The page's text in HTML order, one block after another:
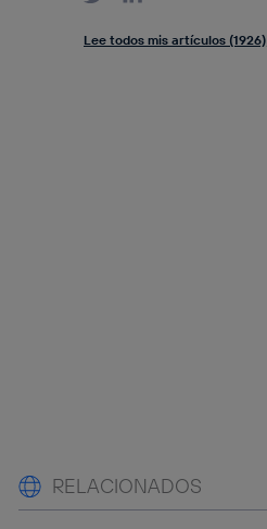
Lee todos mis artículos (1926)
RELACIONADOS